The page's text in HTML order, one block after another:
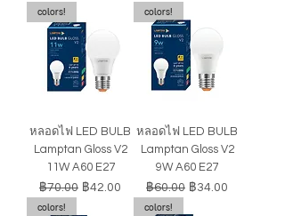
colors!
หลอดไฟ LED BULB
Lamptan Gloss V2
11W A60 E27
ราคาปกติ
฿70.00 ราคาขายลด
฿42.00
colors!
หลอดไฟ LED BULB
Lamptan Gloss V2
9W A60 E27
ราคาปกติ
฿60.00 ราคาขายลด
฿34.00
colors!
colors!